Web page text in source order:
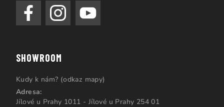
SHOWROOM
Kudy k nám? (odkaz mapy)
Adresa:
Jílové u Prahy 1011 - Jílové u Prahy 254 01